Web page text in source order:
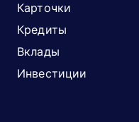
Карточки
Кредиты
Вклады
Инвестиции